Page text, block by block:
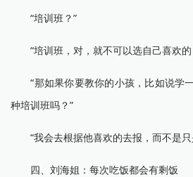
“培训班？”
“培训班，对，就不可以选自己喜欢的
“那如果你要教你的小孩，比如说学
种培训班吗？”
“我会去根据他喜欢的去报，而不是只
四、刘海姐：每次吃饭都会有剩饭